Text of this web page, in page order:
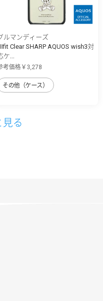
ルマンディーズ
Clear SHARP AQUOS wish3対
ケ...
考価格￥3,278
その他（ケース）
る